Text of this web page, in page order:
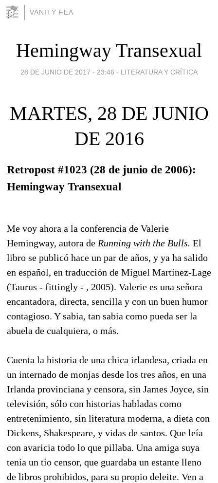
VANITY FEA
Hemingway Transexual
28 DE JUNIO DE 2017 - 23:46 - LITERATURA Y CRÍTICA
MARTES, 28 DE JUNIO
DE 2016
Retropost #1023 (28 de junio de 2006):
Hemingway Transexual
Me voy ahora a la conferencia de Valerie
Hemingway, autora de Running with the Bulls. El
libro se publicó hace un par de años, y ya ha salido
en español, en traducción de Miguel Martínez-Lage
(Taurus - fittingly - , 2005). Valerie es una señora
encantadora, directa, sencilla y con un buen humor
contagioso. Y sabia, tan sabia como pueda ser la
abuela de cualquiera, o más.
Cuenta la historia de una chica irlandesa, criada en
un internado de monjas desde los tres años, en una
Irlanda provinciana y censora, sin James Joyce, sin
televisión, sólo con historias habladas como
entretenimiento, sin literatura moderna, a dieta con
Dickens, Shakespeare, y vidas de santos. Que leía
con avaricia todo lo que pillaba. Una amiga suya
tenía un tío censor, que guardaba un estante lleno
de libros prohibidos, para su propio deleite. Ven a